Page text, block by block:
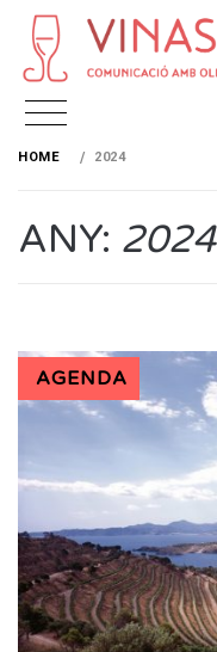
Skip
HOME 2024
ANY: 2024
AGENDA